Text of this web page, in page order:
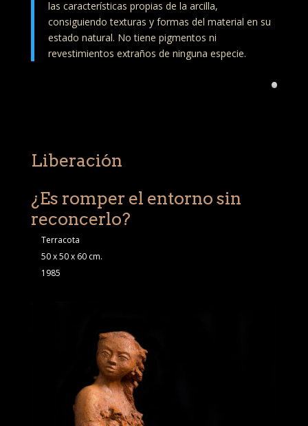
las características propias de la arcilla,
consiguiendo texturas y formas del material en su
estado natural. No tiene pigmentos ni
revestimientos extraños de ninguna especie.
Liberación
¿Es romper el entorno sin
reconcerlo?
Terracota
50 x 50 x 60 cm.
1985